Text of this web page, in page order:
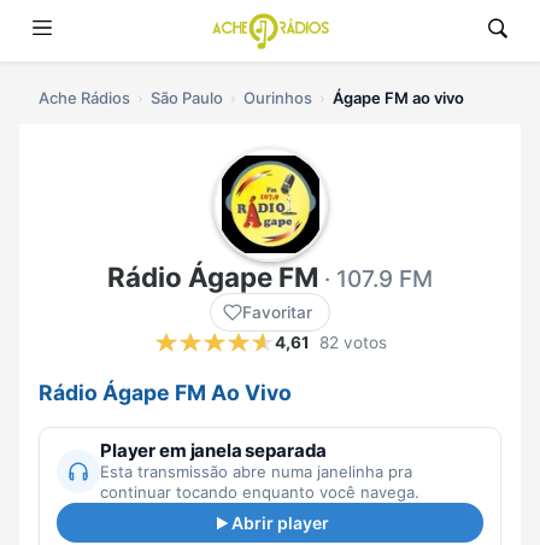
Ache Rádios São Paulo Ourinhos Ágape FM ao vivo
Rádio Ágape FM · 107.9 FM
Favoritar
4,61
82 votos
Rádio Ágape FM Ao Vivo
Player em janela separada
Esta transmissão abre numa janelinha pra
continuar tocando enquanto você navega.
Abrir player